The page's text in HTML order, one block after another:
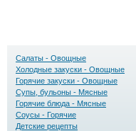
Салаты - Овощные
Холодные закуски - Овощные
Горячие закуски - Овощные
Супы, бульоны - Мясные
Горячие блюда - Мясные
Соусы - Горячие
Детские рецепты